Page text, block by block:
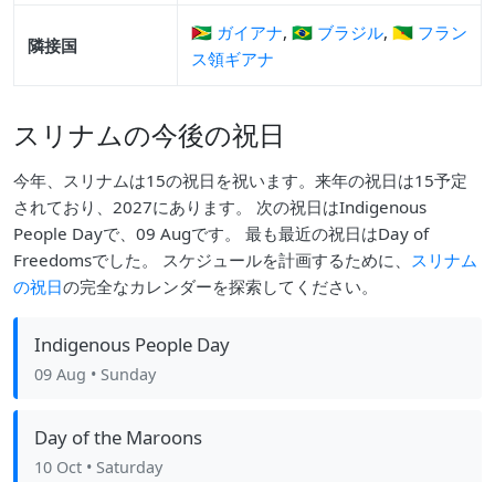
隣接国
🇬🇾 ガイアナ, 🇧🇷 ブラジル, 🇬🇫 フラン
ス領ギアナ
スリナムの今後の祝日
今年、スリナムは15の祝日を祝います。来年の祝日は15予定
されており、2027にあります。 次の祝日はIndigenous
People Dayで、09 Augです。 最も最近の祝日はDay of
Freedomsでした。 スケジュールを計画するために、 スリナム
の祝日の完全なカレンダーを探索してください。
Indigenous People Day
09 Aug • Sunday
Day of the Maroons
10 Oct • Saturday